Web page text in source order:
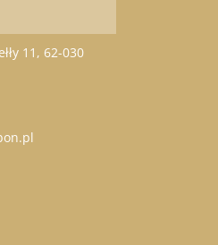
11, 62-030